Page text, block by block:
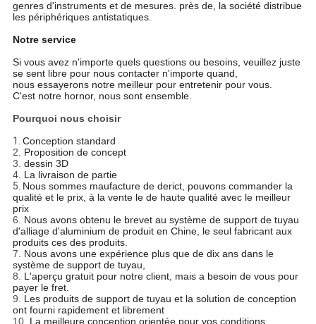
genres d'instruments et de mesures. près de, la société distribue
les périphériques antistatiques.
Notre service
Si vous avez n'importe quels questions ou besoins, veuillez juste
se sent libre pour nous contacter n'importe quand,
nous essayerons notre meilleur pour entretenir pour vous.
C'est notre hornor, nous sont ensemble.
Pourquoi nous choisir
1. Conception standard
2. Proposition de concept
3. dessin 3D
4. La livraison de partie
5. Nous sommes maufacture de derict, pouvons commander la
qualité et le prix, à la vente le de haute qualité avec le meilleur
prix
6. Nous avons obtenu le brevet au système de support de tuyau
d'alliage d'aluminium de produit en Chine, le seul fabricant aux
produits ces des produits.
7. Nous avons une expérience plus que de dix ans dans le
système de support de tuyau,
8. L'aperçu gratuit pour notre client, mais a besoin de vous pour
payer le fret.
9. Les produits de support de tuyau et la solution de conception
ont fourni rapidement et librement
10. La meilleure conception orientée pour vos conditions